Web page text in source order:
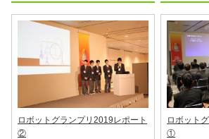
ロボットグランプリ2019レポート
②
ロボット
①